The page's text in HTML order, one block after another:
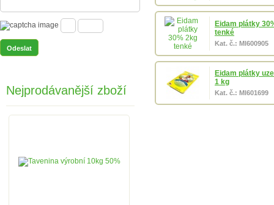
Eidam plátky
tenké
Kat. č.: Ml600905
Eidam plátky
1 kg
Kat. č.: Ml601699
Nejprodávanější zboží